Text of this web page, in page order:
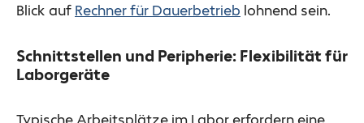
Blick auf Rechner für Dauerbetrieb lohnend sein.
Schnittstellen und Peripherie: Flexibilität für
Laborgeräte